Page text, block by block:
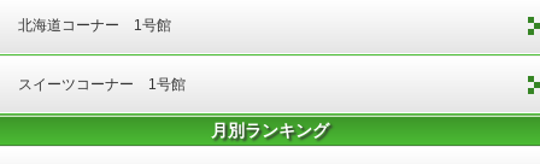
北海道コーナー 1号館
スイーツコーナー 1号館
月別ランキング